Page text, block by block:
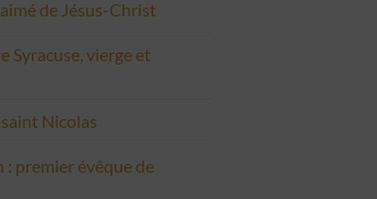
aimé de Jésus-Christ
Syracuse, vierge et
Nicolas
: premier évêque de